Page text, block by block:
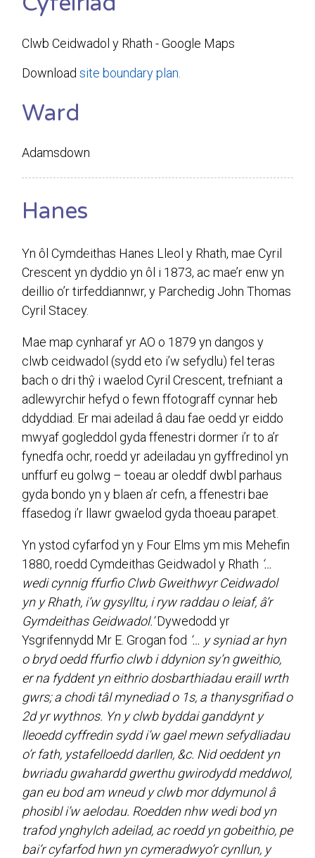
Clwb Ceidwadol y Rhath - Google Maps
Downloadsite boundary plan.
Ward
Adamsdown
Hanes
Yn ôl Cymdeithas Hanes Lleol y Rhath, mae Cyril
Crescent yn dyddio yn ôl i 1873, ac mae’r enw yn
deillio o’r tirfeddiannwr, y Parchedig John Thomas
Cyril Stacey.
Mae map cynharaf yr AO o 1879 yn dangos y
clwb ceidwadol (sydd eto i’w sefydlu) fel teras
bach o dri thŷ i waelod Cyril Crescent, trefniant a
adlewyrchir hefyd o fewn ffotograff cynnar heb
ddyddiad. Er mai adeilad â dau fae oedd yr eiddo
mwyaf gogleddol gyda ffenestri dormer i’r to a’r
fynedfa ochr, roedd yr adeiladau yn gyffredinol yn
unffurf eu golwg – toeau ar oleddf dwbl parhaus
gyda bondo yn y blaen a’r cefn, a ffenestri bae
ffasedog i’r llawr gwaelod gyda thoeau parapet.
Yn ystod cyfarfod yn y Four Elms ym mis Mehefin
1880, roedd Cymdeithas Geidwadol y Rhath ‘…
wedi cynnig ffurfio Clwb Gweithwyr Ceidwadol
yn y Rhath, i’w gysylltu, i ryw raddau o leiaf, â’r
Gymdeithas Geidwadol.’Dywedodd yr
Ysgrifennydd Mr E. Grogan fod ‘… y syniad ar hyn
o bryd oedd ffurfio clwb i ddynion sy’n gweithio,
er na fyddent yn eithrio dosbarthiadau eraill wrth
gwrs; a chodi tâl mynediad o 1s, a thanysgrifiad o
2d yr wythnos. Yn y clwb byddai ganddynt y
lleoedd cyffredin sydd i’w gael mewn sefydliadau
o’r fath, ystafelloedd darllen, &c. Nid oeddent yn
bwriadu gwahardd gwerthu gwirodydd meddwol,
gan eu bod am wneud y clwb mor ddymunol â
phosibl i’w aelodau. Roedden nhw wedi bod yn
trafod ynghylch adeilad, ac roedd yn gobeithio, pe
bai’r cyfarfod hwn yn cymeradwyo’r cynllun, y